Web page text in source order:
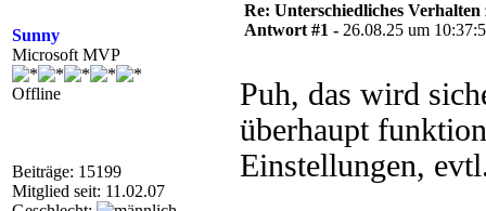
Sunny
Microsoft MVP
Offline
Beiträge: 15199
Mitglied seit: 11.02.07
Re: Unterschiedliches
Antwort #1 - 26.08.25 um
Puh, das wird
überhaupt
Einstellungen,